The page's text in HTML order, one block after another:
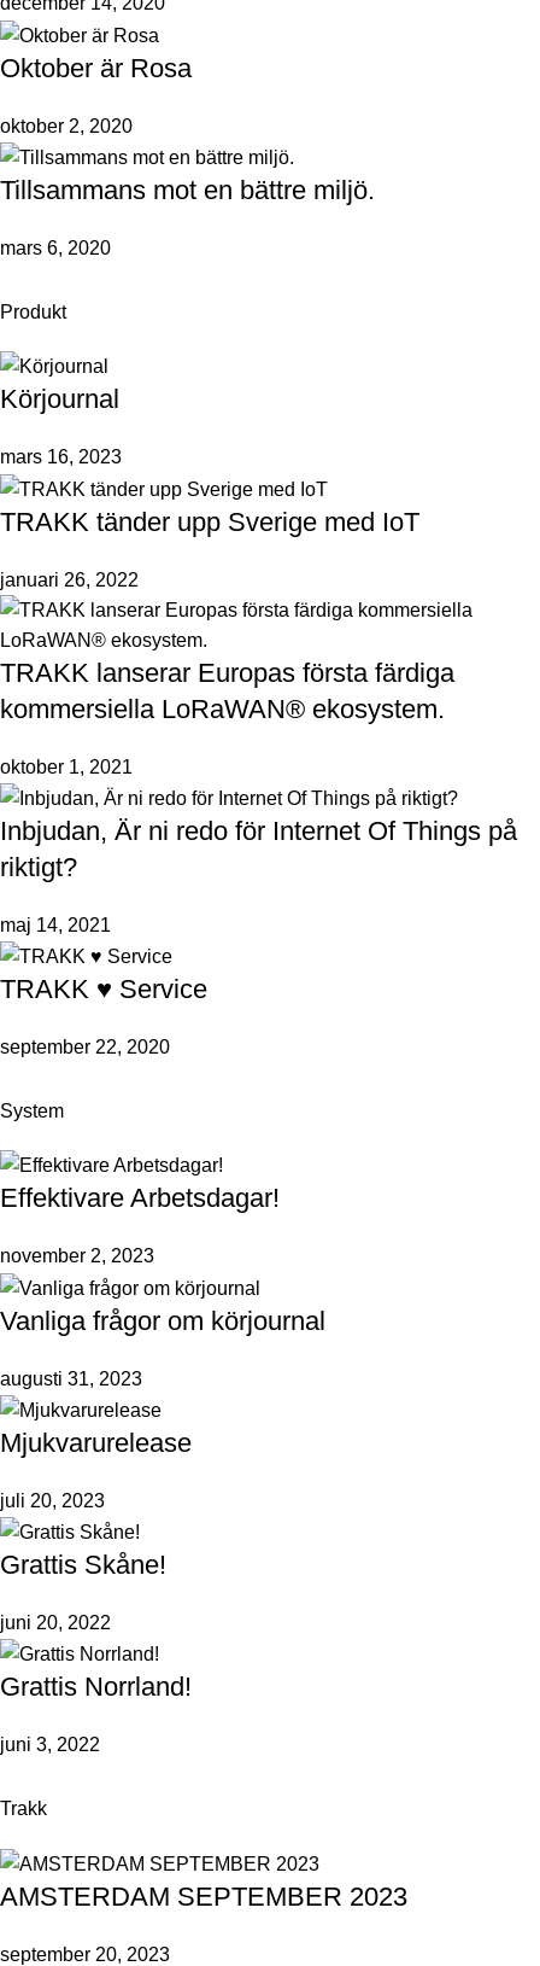
Oktober är Rosa
oktober 2, 2020
Tillsammans mot en bättre miljö.
mars 6, 2020
Produkt
Körjournal
mars 16, 2023
TRAKK tänder upp Sverige med IoT
januari 26, 2022
TRAKK lanserar Europas första färdiga
kommersiella LoRaWAN® ekosystem.
oktober 1, 2021
Inbjudan, Är ni redo för Internet Of Things på
riktigt?
maj 14, 2021
TRAKK ♥ Service
september 22, 2020
System
Effektivare Arbetsdagar!
november 2, 2023
Vanliga frågor om körjournal
augusti 31, 2023
Mjukvarurelease
juli 20, 2023
Grattis Skåne!
juni 20, 2022
Grattis Norrland!
juni 3, 2022
Trakk
AMSTERDAM SEPTEMBER 2023
september 20, 2023